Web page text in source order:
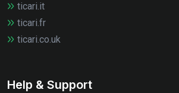
ticari.it
ticari.fr
ticari.co.uk
Help & Support